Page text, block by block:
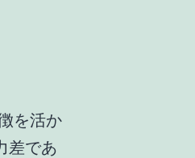
を活か
差であ